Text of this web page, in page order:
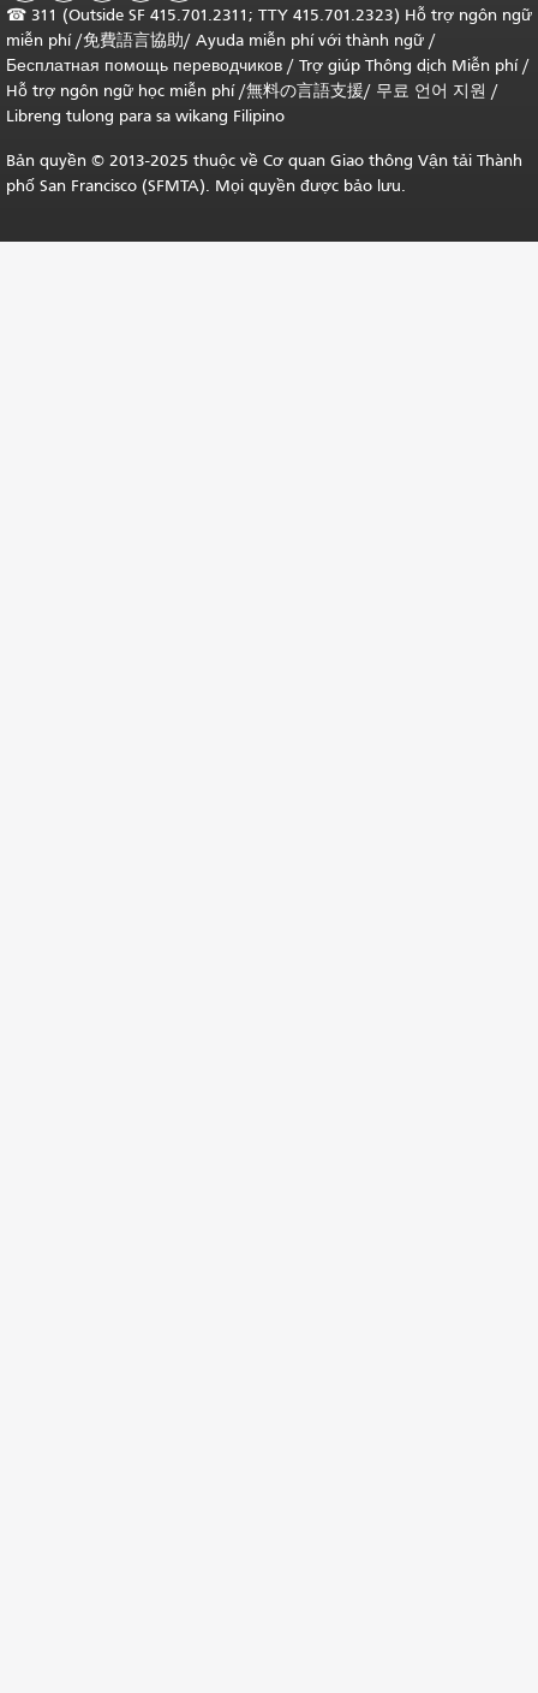
☎ 311 (Outside SF 415.701.2311; TTY 415.701.2323) Hỗ trợ ngôn ngữ
miễn phí /免費語言協助/ Ayuda miễn phí với thành ngữ /
Бесплатная помощь переводчиков / Trợ giúp Thông dịch Miễn phí/
Hỗ trợ ngôn ngữ học miễn phí/無料の言語支援/ 무료 언어 지원 /
Libreng tulong para sa wikang Filipino
Bản quyền © 2013-2025 thuộc về Cơ quan Giao thông Vận tải Thành
phố San Francisco (SFMTA). Mọi quyền được bảo lưu.